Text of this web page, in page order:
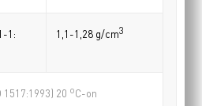
1:
1,1-1,28 g/cm3
1517:1993) 20 oC-on